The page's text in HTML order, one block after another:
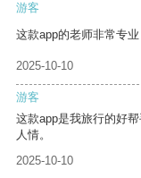
游客
这款app的老师非常专
2025-10-10
游客
这款app是我旅行的好
人情。
2025-10-10